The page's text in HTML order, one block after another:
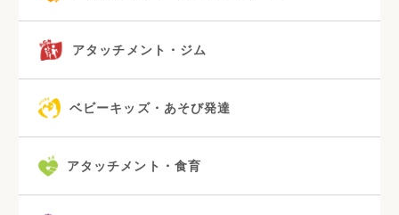
アタッチメント・ジム
ベビーキッズ・あそび発達
アタッチメント・食育